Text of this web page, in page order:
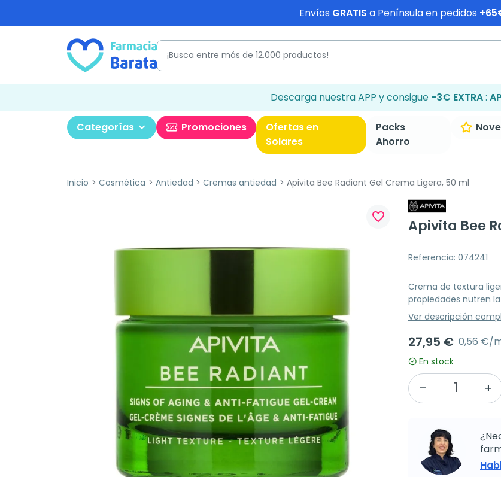
Envíos GRATIS a Península en pedidos
Descarga nuestra APP y consigue -3€ EXTRA:
Categorías Promociones
Ofertas en
Solares
Packs
Ahorro
Inicio Cosmética Antiedad Cremas antiedad Apivita Bee Radiant Gel Crema Ligera, 50 ml
favorite_border
Apivita Bee
Referencia: 074241
Crema de textura
propiedades nutren la
Ver descripción
27,95 € 0,56 €/
En stock